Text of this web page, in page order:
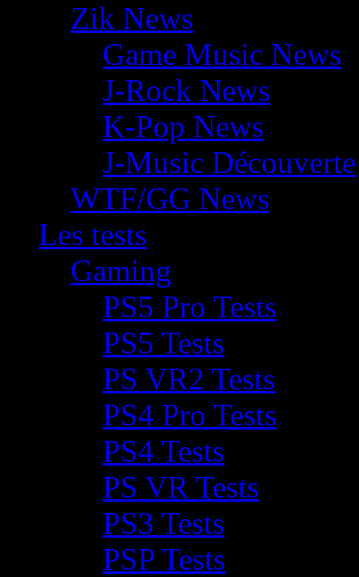
Zik News
Game Music News
J-Rock News
K-Pop News
J-Music Découverte
WTF/GG News
Les tests
Gaming
PS5 Pro Tests
PS5 Tests
PS VR2 Tests
PS4 Pro Tests
PS4 Tests
PS VR Tests
PS3 Tests
PSP Tests